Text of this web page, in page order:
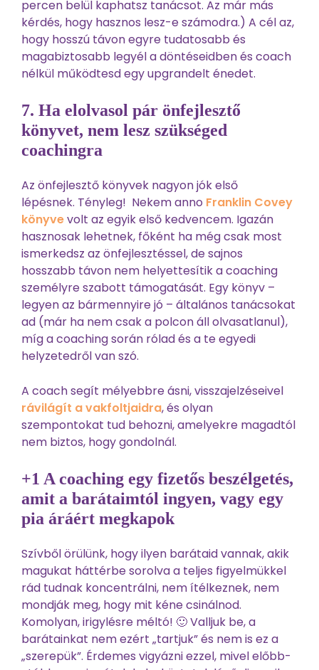
percen belül kaphatsz tanácsot. Az már más
kérdés, hogy hasznos lesz-e számodra.) A cél az,
hogy hosszú távon egyre tudatosabb és
magabiztosabb legyél a döntéseidben és coach
nélkül működtesd egy upgrandelt énedet.
7. Ha elolvasol pár önfejlesztő
könyvet, nem lesz szükséged
coachingra
Az önfejlesztő könyvek nagyon jók első
lépésnek. Tényleg! Nekem anno Franklin Covey
könyvevolt az egyik első kedvencem. Igazán
hasznosak lehetnek, főként ha még csak most
ismerkedsz az önfejlesztéssel, de sajnos
hosszabb távon nem helyettesítik a coaching
személyre szabott támogatását. Egy könyv –
legyen az bármennyire jó – általános tanácsokat
ad (már ha nem csak a polcon áll olvasatlanul),
míg a coaching során rólad és a te egyedi
helyzetedről van szó.
A coach segít mélyebbre ásni, visszajelzéseivel
rávilágít a vakfoltjaidra, és olyan
szempontokat tud behozni, amelyekre magadtól
nem biztos, hogy gondolnál.
+1 A coaching egy fizetős beszélgetés,
amit a barátaimtól ingyen, vagy egy
pia áráért megkapok
Szívből örülünk, hogy ilyen barátaid vannak, akik
magukat háttérbe sorolva a teljes figyelmükkel
rád tudnak koncentrálni, nem ítélkeznek, nem
mondják meg, hogy mit kéne csinálnod.
Komolyan, irigylésre méltó! 🙂 Valljuk be, a
barátainkat nem ezért „tartjuk” és nem is ez a
„szerepük”. Érdemes vigyázni ezzel, mivel előbb-